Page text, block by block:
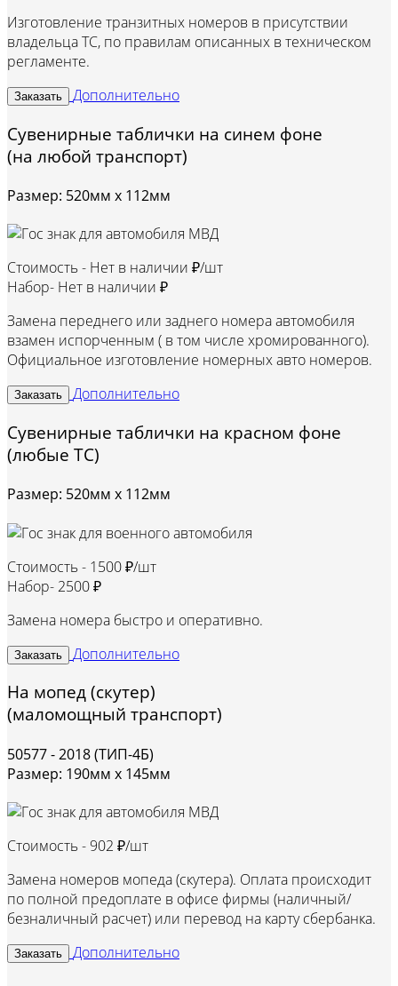
Изготовление транзитных номеров в присутствии
владельца ТС, по правилам описанных в техническом
регламенте.
Заказать Дополнительно
Сувенирные таблички на синем фоне
(на любой транспорт)
Размер: 520мм х 112мм
Стоимость - Нет в наличии ₽/шт
Набор- Нет в наличии ₽
Замена переднего или заднего номера автомобиля
взамен испорченным ( в том числе хромированного).
Официальное изготовление номерных авто номеров.
Заказать Дополнительно
Сувенирные таблички на красном фоне
(любые ТС)
Размер: 520мм х 112мм
Стоимость - 1500 ₽/шт
Набор- 2500 ₽
Замена номера быстро и оперативно.
Заказать Дополнительно
На мопед (скутер)
(маломощный транспорт)
50577 - 2018 (ТИП-4Б)
Размер: 190мм х 145мм
Стоимость - 902 ₽/шт
Замена номеров мопеда (скутера). Оплата происходит
по полной предоплате в офисе фирмы (наличный/
безналичный расчет) или перевод на карту сбербанка.
Заказать Дополнительно